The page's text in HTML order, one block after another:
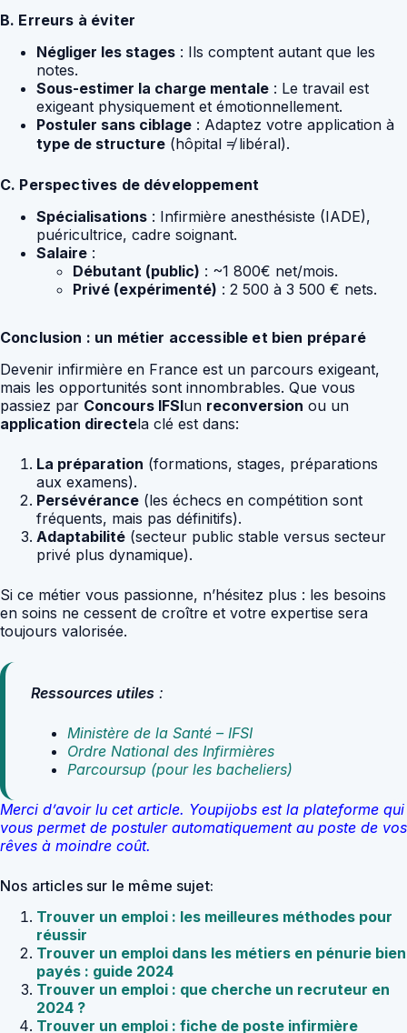
B. Erreurs à éviter
Négliger les stages : Ils comptent autant que les
notes.
Sous-estimer la charge mentale : Le travail est
exigeant physiquement et émotionnellement.
Postuler sans ciblage : Adaptez votre application à
type de structure (hôpital ≠ libéral).
C. Perspectives de développement
Spécialisations : Infirmière anesthésiste (IADE),
puéricultrice, cadre soignant.
Salaire :
Débutant (public) : ~1 800€ net/mois.
Privé (expérimenté) : 2 500 à 3 500 € nets.
Conclusion : un métier accessible et bien préparé
Devenir infirmière en France est un parcours exigeant,
mais les opportunités sont innombrables. Que vous
passiez par Concours IFSIun reconversion ou un
application directela clé est dans:
La préparation (formations, stages, préparations
aux examens).
Persévérance (les échecs en compétition sont
fréquents, mais pas définitifs).
Adaptabilité (secteur public stable versus secteur
privé plus dynamique).
Si ce métier vous passionne, n’hésitez plus : les besoins
en soins ne cessent de croître et votre expertise sera
toujours valorisée.
Ressources utiles :
Ministère de la Santé – IFSI
Ordre National des Infirmières
Parcoursup (pour les bacheliers)
Merci d’avoir lu cet article. Youpijobs est la plateforme qui
vous permet de postuler automatiquement au poste de vos
rêves à moindre coût.
Nos articles sur le même sujet:
Trouver un emploi : les meilleures méthodes pour
réussir
Trouver un emploi dans les métiers en pénurie bien
payés : guide 2024
Trouver un emploi : que cherche un recruteur en
2024 ?
Trouver un emploi : fiche de poste infirmière